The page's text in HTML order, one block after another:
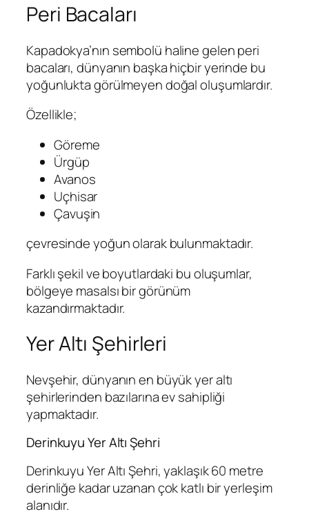
Peri Bacaları
Kapadokya’nın sembolü haline gelen peri
bacaları, dünyanın başka hiçbir yerinde bu
yoğunlukta görülmeyen doğal oluşumlardır.
Özellikle;
Göreme
Ürgüp
Avanos
Uçhisar
Çavuşin
çevresinde yoğun olarak bulunmaktadır.
Farklı şekil ve boyutlardaki bu oluşumlar,
bölgeye masalsı bir görünüm
kazandırmaktadır.
Yer Altı Şehirleri
Nevşehir, dünyanın en büyük yer altı
şehirlerinden bazılarına ev sahipliği
yapmaktadır.
Derinkuyu Yer Altı Şehri
Derinkuyu Yer Altı Şehri, yaklaşık 60 metre
derinliğe kadar uzanan çok katlı bir yerleşim
alanıdır.